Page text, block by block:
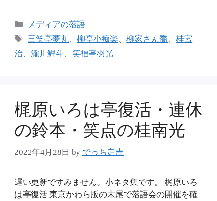
カ
テ
ゴ
リ
メディアの落語
タ
グ
三笑亭夢丸、柳亭小痴楽、柳家さん喬、桂宮
治、 瀧川鯉斗、 笑福亭羽光
梶原いろは亭復活・連休
の鈴本・笑点の桂南光
2022年4月28日 by でっち定吉
遅い更新ですみません。小ネタ集です。 梶原いろ
は亭復活 東京かわら版の末尾で落語会の開催を確